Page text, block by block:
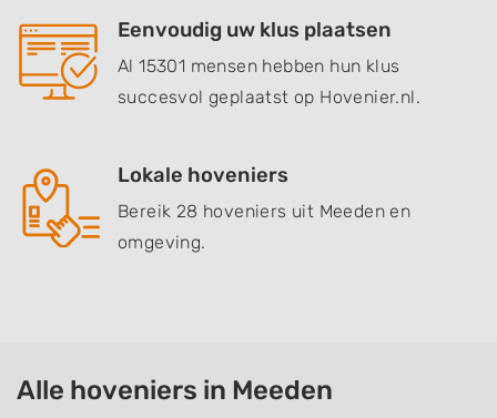
Eenvoudig uw klus plaatsen
Al 15301 mensen hebben hun klus
succesvol geplaatst op Hovenier.nl.
Lokale hoveniers
Bereik 28 hoveniers uit Meeden en
omgeving.
Alle hoveniers in Meeden